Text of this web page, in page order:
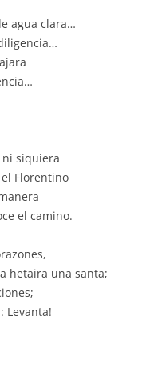
agua clara…
siquiera
Florentino
el camino.
hetaira una santa;
Levanta!